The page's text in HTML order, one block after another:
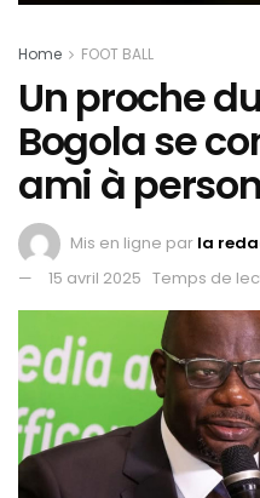
Home FOOT BALL
Un proche
Bogola se
ami à
Mis en ligne par la
15 avril 2025 Temps de